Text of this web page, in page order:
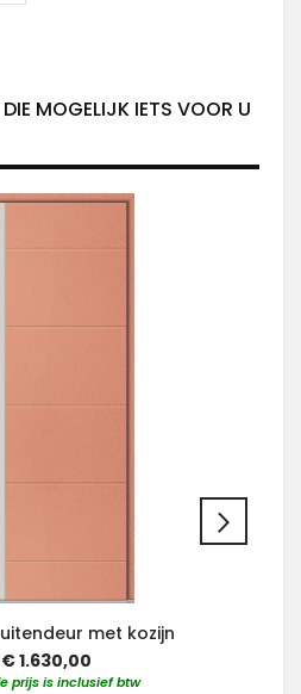
MOGELIJK IETS VOOR U
met kozijn
€ 1.630,00
prijs is inclusief btw